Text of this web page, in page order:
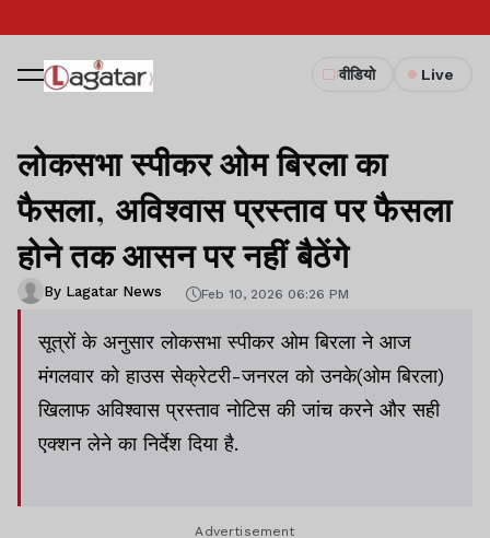
वीडियो Live
लोकसभा स्पीकर ओम बिरला का
फैसला, अविश्वास प्रस्ताव पर फैसला
होने तक आसन पर नहीं बैठेंगे
By Lagatar News Feb 10, 2026 06:26 PM
सूत्रों के अनुसार लोकसभा स्पीकर ओम बिरला ने आज
मंगलवार को हाउस सेक्रेटरी-जनरल को उनके(ओम बिरला)
खिलाफ अविश्वास प्रस्ताव नोटिस की जांच करने और सही
एक्शन लेने का निर्देश दिया है.
Advertisement